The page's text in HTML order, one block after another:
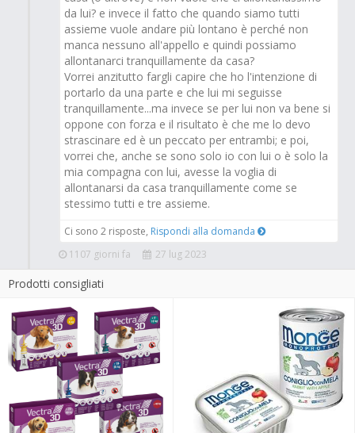
da lui? e invece il fatto che quando siamo tutti
assieme vuole andare più lontano è perché non
manca nessuno all'appello e quindi possiamo
allontanarci tranquillamente da casa?
Vorrei anzitutto fargli capire che ho l'intenzione di
portarlo da una parte e che lui mi seguisse
tranquillamente...ma invece se per lui non va bene si
oppone con forza e il risultato è che me lo devo
strascinare ed è un peccato per entrambi; e poi,
vorrei che, anche se sono solo io con lui o è solo la
mia compagna con lui, avesse la voglia di
allontanarsi da casa tranquillamente come se
stessimo tutti e tre assieme.
Ci sono 2 risposte, Rispondi alla domanda
1107 giorni fa
27 lug 2023
Prodotti consigliati